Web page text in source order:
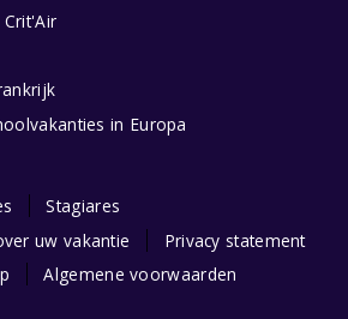
in Europa
Stagiares
uw vakantie
Privacy statement
Algemene voorwaarden